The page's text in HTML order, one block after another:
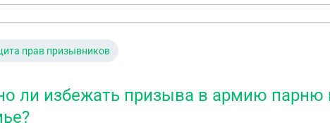
прав призывников
ли избежать призыва в армию парню